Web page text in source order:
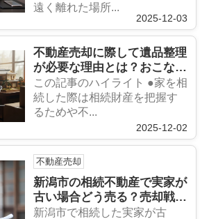
遠く離れた場所...
2025-12-03
不動産売却に際して遺品整理
が必要な理由とは？おこなう
方法なども解説！
この記事のハイライト ●家を相
続した際は相続財産を把握す
るためや不...
2025-12-02
不動産売却
新潟市の相続不動産で実家が
古い場合どう売る？売却戦略
や注意点を紹介
新潟市で相続した実家が古